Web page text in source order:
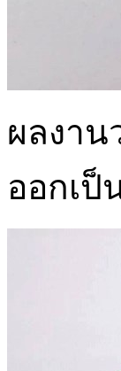
ผลงา
ออกเป็